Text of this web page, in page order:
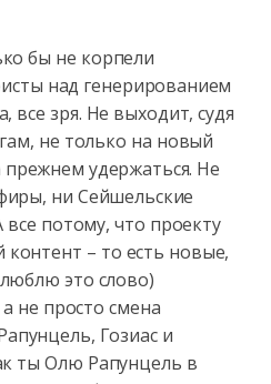
бы не корпели
над генерированием
все зря. Не выходит, судя
не только на новый
удержаться. Не
ни Сейшельские
потому, что проекту
– то есть новые,
это слово)
не просто смена
Гозиас и
ты Олю Рапунцель в